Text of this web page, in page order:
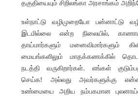
தகுதியையும் சிறிலங்கா அரசாங்கம்
உள்நாட்டு வழிமுறையோ பன்னாட்டு
இடமில்லை என்ற நிலையில்,
தாய்மார்களும் மனைவிமார்களும்
மையங்களிலும் மாதக்கணக்கில்
நடத்தி வருகிறார்கள். எங்கள்
செய்க! அல்லது அவர்களுக்கு
உண்மையை அறிய நம்பகமான